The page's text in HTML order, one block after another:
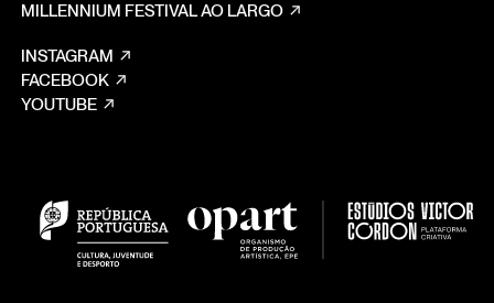
MILLENNIUM FESTIVAL AO LARGO
INSTAGRAM
FACEBOOK
YOUTUBE